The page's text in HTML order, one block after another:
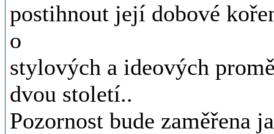
postihnout její dobové
o
stylových a ideových
dvou století..
Pozornost bude zaměřena